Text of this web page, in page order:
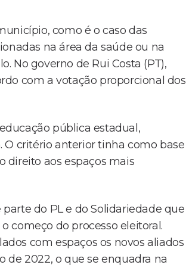
como é o caso das
na área da saúde ou na
No governo de Rui Costa (PT),
com a votação proporcional dos
pública estadual,
O critério anterior tinha como base
direito aos espaços mais
do PL e do Solidariedade que
começo do processo eleitoral.
com espaços os novos aliados
2022, o que se enquadra na